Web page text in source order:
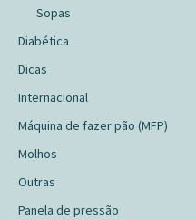
Sopas
Diabética
Dicas
Internacional
Máquina de fazer pão (MFP)
Molhos
Outras
Panela de pressão